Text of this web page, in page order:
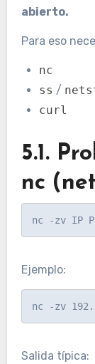
abierto.
Para eso
nc
ss /
curl
5.1.
nc
Ejemplo:
Salida típica: